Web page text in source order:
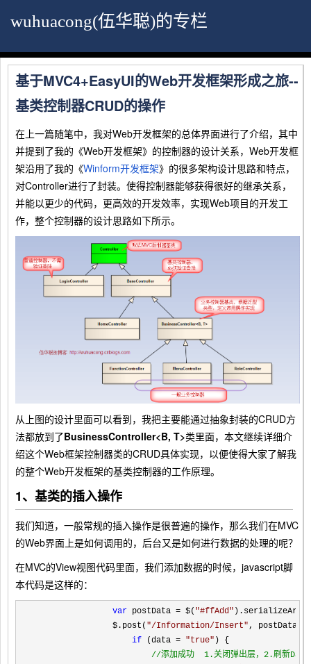
wuhuacong(伍华聪)的专栏
基于MVC4+EasyUI的Web开发框架形成之旅--
基类控制器CRUD的操作
在上一篇随笔中，我对Web开发框架的总体界面进行了介绍，其中
并提到了我的《Web开发框架》的控制器的设计关系，Web开发框
架沿用了我的《Winform开发框架》的很多架构设计思路和特点，
对Controller进行了封装。使得控制器能够获得很好的继承关系，
并能以更少的代码，更高效的开发效率，实现Web项目的开发工
作，整个控制器的设计思路如下所示。
从上图的设计里面可以看到，我把主要能通过抽象封装的CRUD方
法都放到了BusinessController<B, T>类里面，本文继续详细介
绍这个Web框架控制器类的CRUD具体实现，以便使得大家了解我
的整个Web开发框架的基类控制器的工作原理。
1、基类的插入操作
我们知道，一般常规的插入操作是很普遍的操作，那么我们在MVC
的Web界面上是如何调用的，后台又是如何进行数据的处理的呢？
在MVC的View视图代码里面，我们添加数据的时候，javascript脚
本代码是这样的：
var postData = $( "#ffAdd"
                $.post(
"/Information/Insert", postData,
if (data = "true" ) {
//添加成功  1.关闭弹出层，2.刷新